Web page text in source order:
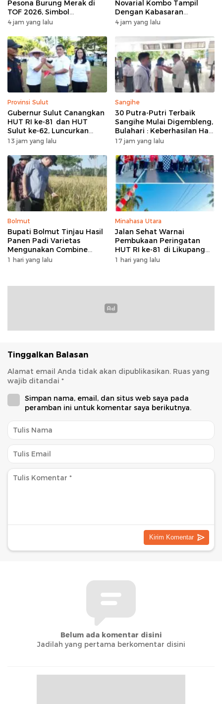
Pesona Burung Merak di
TOF 2026, Simbol
Keagungan Dan
4 jam yang lalu
Novarial Kombo Tampil
Dengan Kabasaran
Minahasa, Padukan Tugas
4 jam yang lalu
Provinsi Sulut
Gubernur Sulut Canangkan
HUT RI ke-81 dan HUT
Sulut ke-62, Luncurkan
Program Keringanan Pajak
Kelapa
13 jam yang lalu
Sangihe
30 Putra-Putri Terbaik
Sangihe Mulai Digembleng,
Bulahari : Keberhasilan Hari
Ini Bukan Garis Akhir Tapi
17 jam yang lalu
Bolmut
Bupati Bolmut Tinjau Hasil
Panen Padi Varietas
Mengunakan Combine
Harvester
1 hari yang lalu
Minahasa Utara
Jalan Sehat Warnai
Pembukaan Peringatan
HUT RI ke-81 di Likupang
Barat
1 hari yang lalu
Tinggalkan Balasan
Alamat email Anda tidak akan dipublikasikan. Ruas yang
wajib ditandai *
Simpan nama, email, dan situs web saya pada
peramban ini untuk komentar saya berikutnya.
Belum ada komentar disini
Jadilah yang pertama berkomentar disini